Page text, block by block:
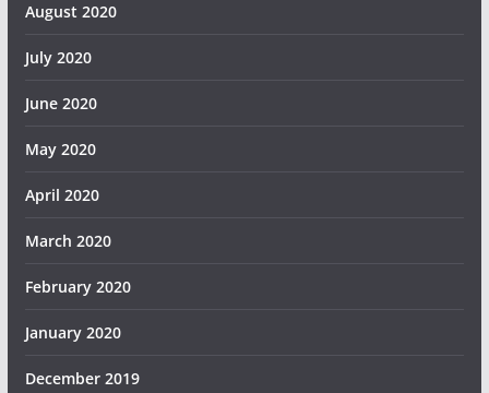
August 2020
July 2020
June 2020
May 2020
April 2020
March 2020
February 2020
January 2020
December 2019